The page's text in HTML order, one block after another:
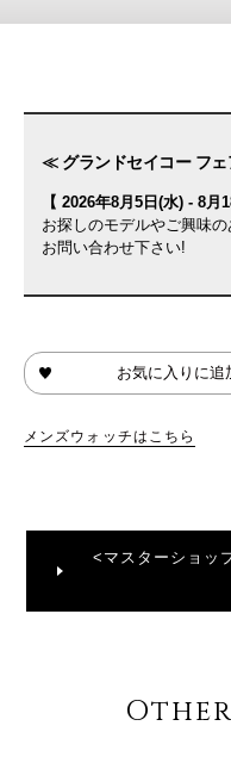
≪ グランドセイコー フ
【 2026年8月5日(水) - 8月
お探しのモデルやご興味
お問い合わせ下さい!
お気に入りに追
メンズウォッチはこちら
<マスターショッ